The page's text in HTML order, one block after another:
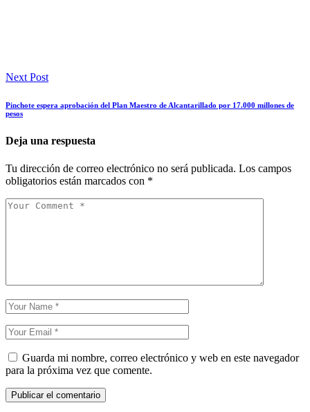
Next Post
Pinchote espera aprobación del Plan Maestro de Alcantarillado por 17.000 millones de
pesos
Deja una respuesta
Tu dirección de correo electrónico no será publicada. Los campos
obligatorios están marcados con *
Guarda mi nombre, correo electrónico y web en este navegador
para la próxima vez que comente.